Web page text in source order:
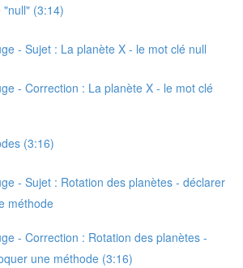
"null" (3:14)
- Sujet : La planète X - le mot clé null
- Correction : La planète X - le mot clé
(3:16)
- Sujet : Rotation des planètes - déclarer
méthode
- Correction : Rotation des planètes -
une méthode (3:16)